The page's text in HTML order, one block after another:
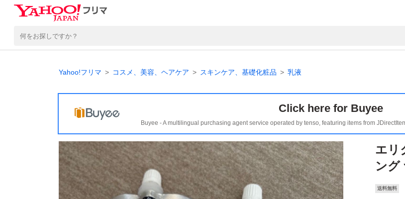
Yahoo!フリマ コスメ、美容、ヘアケア スキンケア、基礎化粧品 乳液
Click here for Buyee
Buyee - A multilingual purchasing agent service operated by tenso, featuring items from
エリ
ング
送料無料